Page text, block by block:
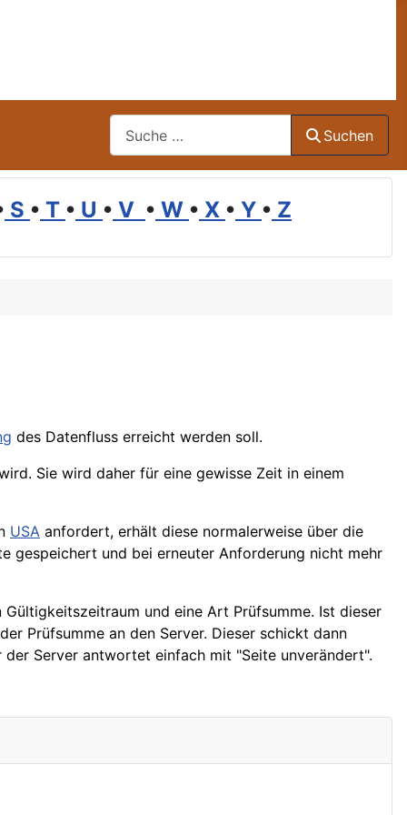
Suchen
S • T • U • V • W • X • Y • Z
des Datenfluss erreicht werden soll.
Sie wird daher für eine gewisse Zeit in einem
USA anfordert, erhält diese normalerweise über die
gespeichert und bei erneuter Anforderung nicht mehr
und eine Art Prüfsumme. Ist dieser
Prüfsumme an den Server. Dieser schickt dann
Server antwortet einfach mit "Seite unverändert".